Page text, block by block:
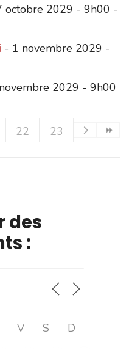
octobre 2029 - 9h00 -
- 1 novembre 2029 -
2029 - 9h00
22 23
des
:
V S D